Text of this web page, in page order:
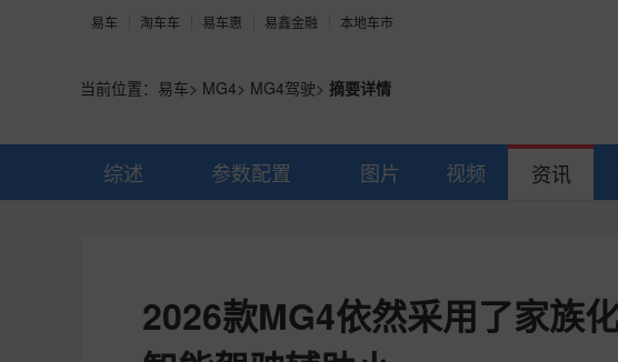
易车 淘车车 易车惠 易鑫金融 本地车市
当前位置： 易车> MG4> MG4驾驶> 摘要详情
综述 参数配置 图片 视频 资讯
2026款MG4依然采用了家族